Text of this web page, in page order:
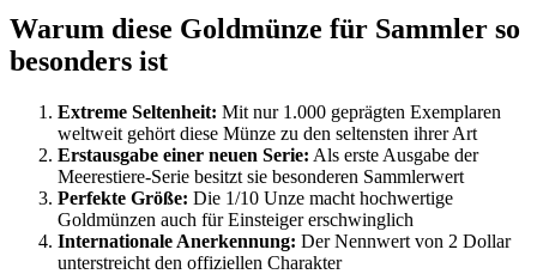
Warum diese Goldmünze für Sammler so
besonders ist
Extreme Seltenheit: Mit nur 1.000 geprägten Exemplaren
weltweit gehört diese Münze zu den seltensten ihrer Art
Erstausgabe einer neuen Serie: Als erste Ausgabe der
Meerestiere-Serie besitzt sie besonderen Sammlerwert
Perfekte Größe: Die 1/10 Unze macht hochwertige
Goldmünzen auch für Einsteiger erschwinglich
Internationale Anerkennung: Der Nennwert von 2 Dollar
unterstreicht den offiziellen Charakter